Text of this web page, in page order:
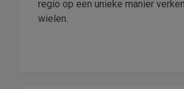
regio op een unieke manier
wielen.